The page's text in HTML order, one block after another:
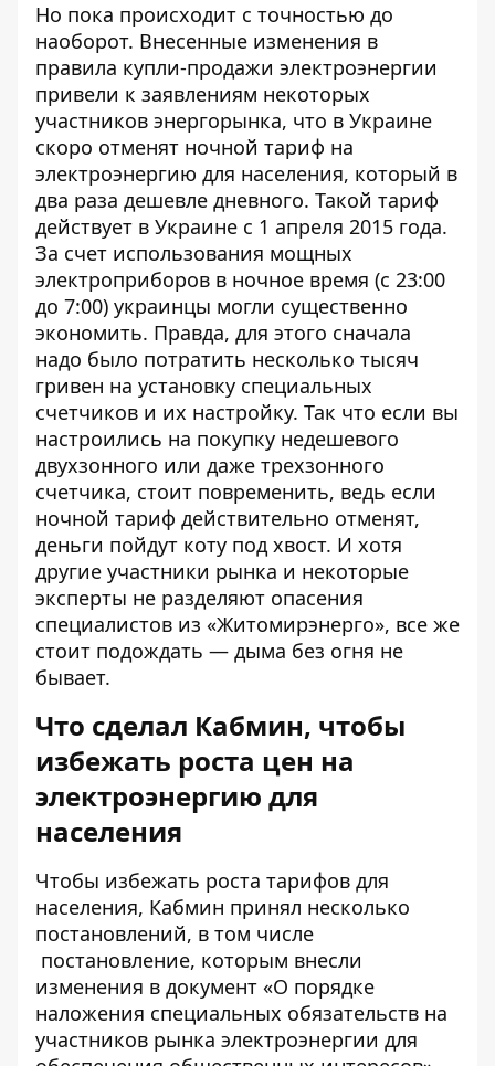
Но пока происходит с точностью до
наоборот. Внесенные изменения в
правила купли-продажи электроэнергии
привели к заявлениям некоторых
участников энергорынка, что в Украине
скоро отменят ночной тариф на
электроэнергию для населения, который в
два раза дешевле дневного. Такой тариф
действует в Украине с 1 апреля 2015 года.
За счет использования мощных
электроприборов в ночное время (с 23:00
до 7:00) украинцы могли существенно
экономить. Правда, для этого сначала
надо было потратить несколько тысяч
гривен на установку специальных
счетчиков и их настройку. Так что если вы
настроились на покупку недешевого
двухзонного или даже трехзонного
счетчика, стоит повременить, ведь если
ночной тариф действительно отменят,
деньги пойдут коту под хвост. И хотя
другие участники рынка и некоторые
эксперты не разделяют опасения
специалистов из «Житомирэнерго», все же
стоит подождать — дыма без огня не
бывает.
Что сделал Кабмин, чтобы
избежать роста цен на
электроэнергию для
населения
Чтобы избежать роста тарифов для
населения, Кабмин принял несколько
постановлений, в том числе
постановление, которым внесли
изменения в документ «О порядке
наложения специальных обязательств на
участников рынка электроэнергии для